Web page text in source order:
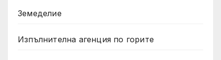
Земеделие
Изпълнителна агенция по горите